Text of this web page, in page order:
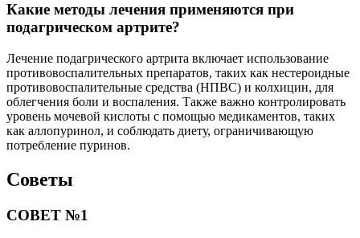
Какие методы лечения применяются при
подагрическом артрите?
Лечение подагрического артрита включает использование
противовоспалительных препаратов, таких как нестероидные
противовоспалительные средства (НПВС) и колхицин, для
облегчения боли и воспаления. Также важно контролировать
уровень мочевой кислоты с помощью медикаментов, таких
как аллопуринол, и соблюдать диету, ограничивающую
потребление пуринов.
Советы
СОВЕТ №1